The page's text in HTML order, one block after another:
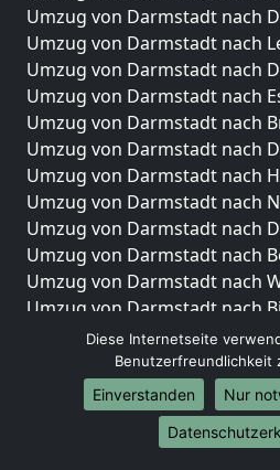
Umzug von Darmstadt nach
Umzug von Darmstadt nach
Umzug von Darmstadt nach
Umzug von Darmstadt nach
Umzug von Darmstadt nach
Umzug von Darmstadt nach
Umzug von Darmstadt nach
Umzug von Darmstadt nach
Umzug von Darmstadt nach
Umzug von Darmstadt nach
Umzug von Darmstadt nach
Umzug von Darmstadt nach
Umzug von Darmstadt nach
Umzug von Darmstadt nach
Internationale-Umzüge
Umzug von Darmstadt nach
Diese Internetseite
Benutzerfreundlichkeit
Einverstanden
Nur